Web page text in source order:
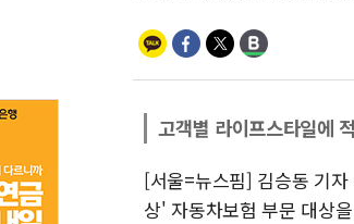
고객별 라이프스타일에
[서울=뉴스핌] 김승동 기
상' 자동차보험 부문 대상